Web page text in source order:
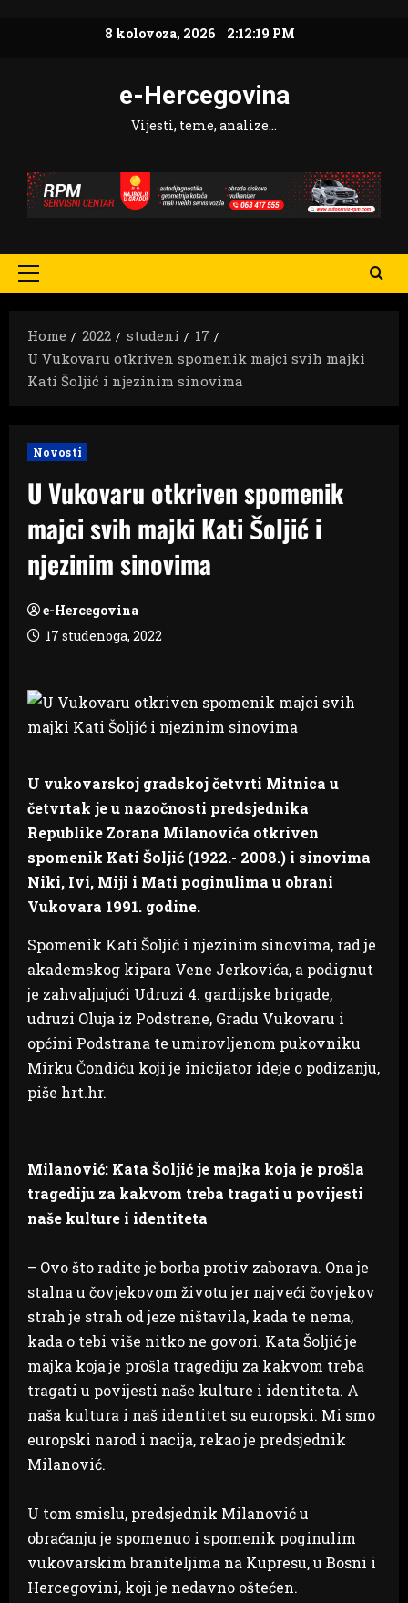
8 kolovoza, 2026 2:12:20 PM
e-Hercegovina
Vijesti, teme, analize…
Primary
Home
2022 studeni
17
U Vukovaru otkriven spomenik majci svih majki
Kati Šoljić i njezinim sinovima
Novosti
U Vukovaru otkriven spomenik
majci svih majki Kati Šoljić i
njezinim sinovima
e-Hercegovina
17 studenoga, 2022
U vukovarskoj gradskoj četvrti Mitnica u
četvrtak je u nazočnosti predsjednika
Republike Zorana Milanovića otkriven
spomenik Kati Šoljić (1922.- 2008.) i sinovima
Niki, Ivi, Miji i Mati poginulima u obrani
Vukovara 1991. godine.
Spomenik Kati Šoljić i njezinim sinovima, rad je
akademskog kipara Vene Jerkovića, a podignut
je zahvaljujući Udruzi 4. gardijske brigade,
udruzi Oluja iz Podstrane, Gradu Vukovaru i
općini Podstrana te umirovljenom pukovniku
Mirku Čondiću koji je inicijator ideje o podizanju,
piše hrt.hr.
Milanović: Kata Šoljić je majka koja je prošla
tragediju za kakvom treba tragati u povijesti
naše kulture i identiteta
– Ovo što radite je borba protiv zaborava. Ona je
stalna u čovjekovom životu jer najveći čovjekov
strah je strah od jeze ništavila, kada te nema,
kada o tebi više nitko ne govori. Kata Šoljić je
majka koja je prošla tragediju za kakvom treba
tragati u povijesti naše kulture i identiteta. A
naša kultura i naš identitet su europski. Mi smo
europski narod i nacija, rekao je predsjednik
Milanović.
U tom smislu, predsjednik Milanović u
obraćanju je spomenuo i spomenik poginulim
vukovarskim braniteljima na Kupresu, u Bosni i
Hercegovini, koji je nedavno oštećen.